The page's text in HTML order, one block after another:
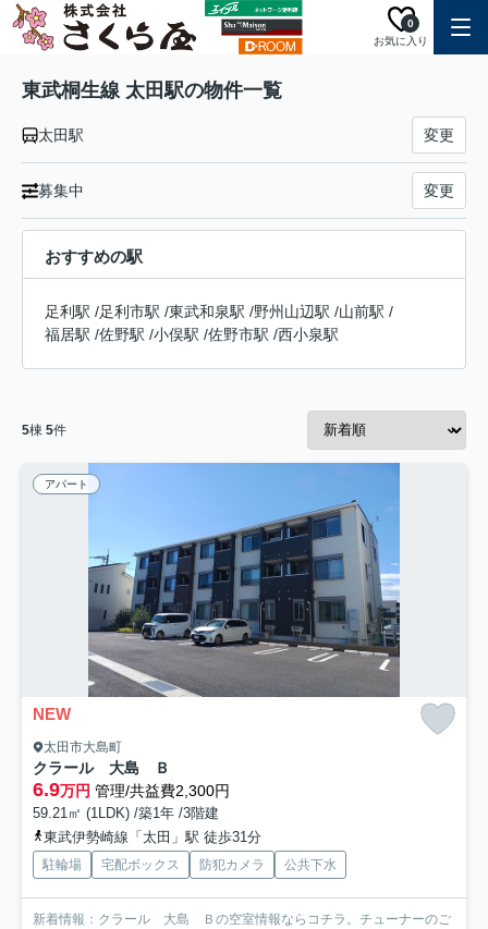
お気に入り
0
東武桐生線 太田駅の物件一覧
太田駅 変更
募集中 変更
おすすめの駅
足利駅 /足利市駅 /東武和泉駅 /野州山辺駅 /山前駅 /
福居駅 /佐野駅 /小俣駅 /佐野市駅 /西小泉駅
5棟 5件
アパート
NEW
太田市大島町
クラール 大島 Ｂ
6.9万円 管理/共益費2,300円
59.21㎡ (1LDK) /築1年 /3階建
東武伊勢崎線「太田」駅 徒歩31分
駐輪場 宅配ボックス 防犯カメラ 公共下水
新着情報：クラール 大島 Ｂの空室情報ならコチラ。チューナーのご